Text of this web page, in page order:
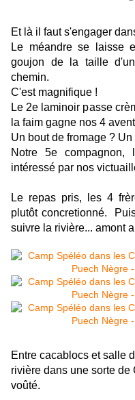
Et là il faut s'engager
Le méandre se laisse
goujon de la taille
chemin.
C'est magnifique !
Le 2e laminoir passe
la faim gagne nos 4
Un bout de fromage ?
Notre 5e compagnon,
intéressé par nos
Le repas pris, les 4
plutôt concretionné.
suivre la rivière... amont
Entre cacablocs et salle
rivière dans une sorte
voûté.